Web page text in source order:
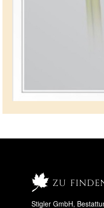
zu
Stigler GmbH,